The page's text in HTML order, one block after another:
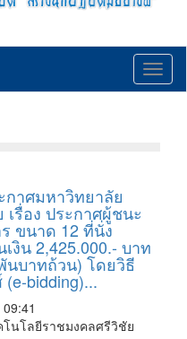
กาศมหาวิทยาลัย
รื่อง ประกาศผู้ชนะ
ขนาด 12 ที่นั่ง
งิน 2,425.000.- บาท
บาทถ้วน) โดยวิธี
bidding)...
นโลยีราชมงคลศรีวิชัย